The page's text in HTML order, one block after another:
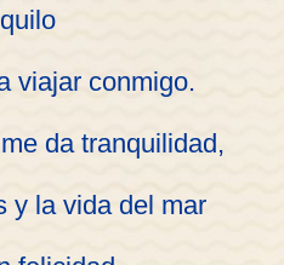
viajar conmigo.
da tranquilidad,
y la vida del mar